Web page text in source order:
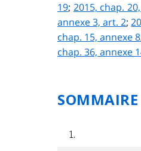
19; 2015, chap.
annexe 3, art. 2;
chap. 15, annexe 8
chap. 36, annexe
SOMMAIRE
1.